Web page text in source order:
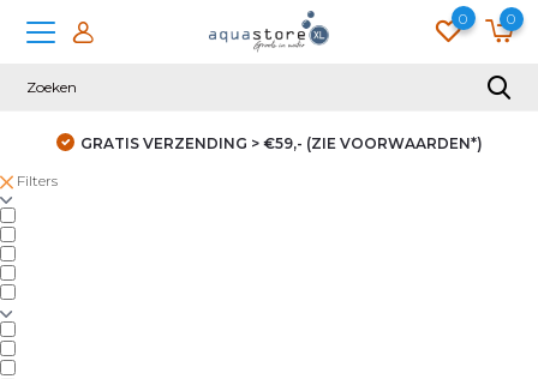
0 0
GRATIS VERZENDING > €59,- (ZIE VOORWAARDEN*)
Filters